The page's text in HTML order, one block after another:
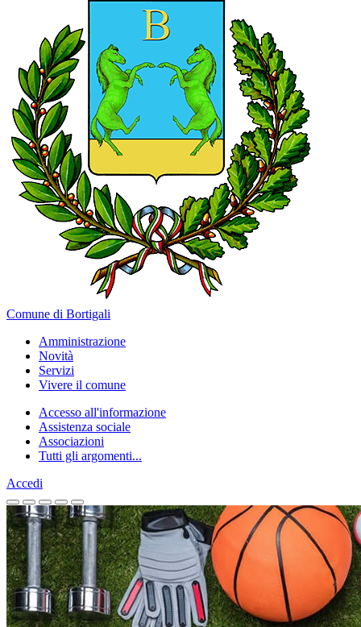
Comune di Bortigali
Amministrazione
Novità
Servizi
Vivere il comune
Accesso all'informazione
Assistenza sociale
Associazioni
Tutti gli argomenti...
Accedi
Homepage